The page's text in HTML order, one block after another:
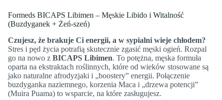
Formeds BICAPS Libimen – Męskie Libido i Witalność
(Buzdyganek + Żeń-szeń)
Czujesz, że brakuje Ci energii, a w sypialni wieje chłodem?
Stres i pęd życia potrafią skutecznie zgasić męski ogień. Rozpal
go na nowo z BICAPS Libimen. To potężna, męska formuła
oparta na ekstraktach roślinnych, które od wieków stosowane są
jako naturalne afrodyzjaki i „boostery” energii. Połączenie
buzdyganka naziemnego, korzenia Maca i „drzewa potencji”
(Muira Puama) to wsparcie, na które zasługujesz.